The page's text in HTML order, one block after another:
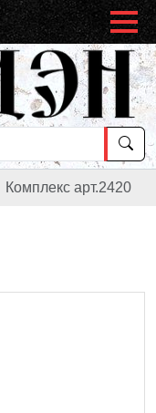
Комплекс арт.2420